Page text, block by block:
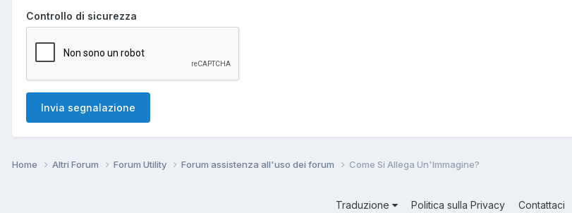
Controllo di sicurezza
Invia segnalazione
Home Altri Forum Forum Utility Forum assistenza all'uso dei forum Come Si Allega Un'Immagine?
Traduzione Politica sulla Privacy Contattaci